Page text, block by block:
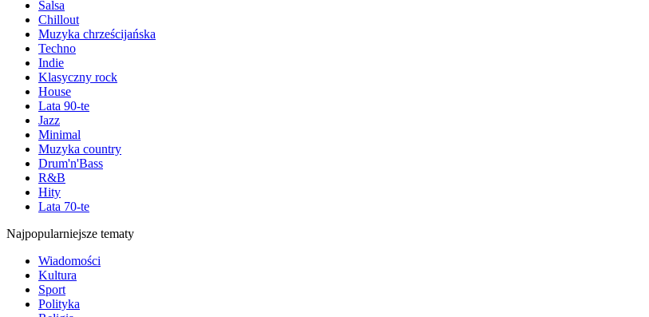
Salsa
Chillout
Muzyka chrześcijańska
Techno
Indie
Klasyczny rock
House
Lata 90-te
Jazz
Minimal
Muzyka country
Drum'n'Bass
R&B
Hity
Lata 70-te
Najpopularniejsze tematy
Wiadomości
Kultura
Sport
Polityka